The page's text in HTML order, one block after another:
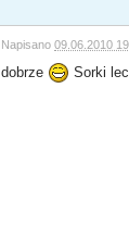
Napisano09.06.2010
dobrze Sorki